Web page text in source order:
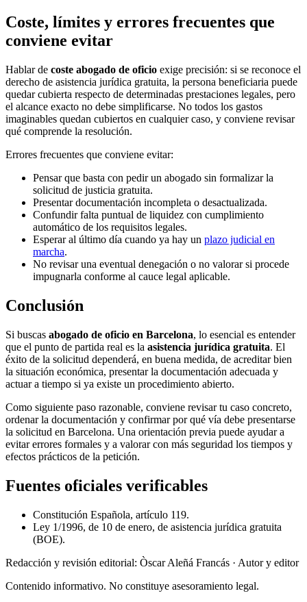
Coste, límites y errores frecuentes que
conviene evitar
Hablar de coste abogado de oficio exige precisión: si se reconoce el
derecho de asistencia jurídica gratuita, la persona beneficiaria puede
quedar cubierta respecto de determinadas prestaciones legales, pero
el alcance exacto no debe simplificarse. No todos los gastos
imaginables quedan cubiertos en cualquier caso, y conviene revisar
qué comprende la resolución.
Errores frecuentes que conviene evitar:
Pensar que basta con pedir un abogado sin formalizar la
solicitud de justicia gratuita.
Presentar documentación incompleta o desactualizada.
Confundir falta puntual de liquidez con cumplimiento
automático de los requisitos legales.
Esperar al último día cuando ya hay un plazo judicial en
marcha.
No revisar una eventual denegación o no valorar si procede
impugnarla conforme al cauce legal aplicable.
Conclusión
Si buscas abogado de oficio en Barcelona, lo esencial es entender
que el punto de partida real es la asistencia jurídica gratuita. El
éxito de la solicitud dependerá, en buena medida, de acreditar bien
la situación económica, presentar la documentación adecuada y
actuar a tiempo si ya existe un procedimiento abierto.
Como siguiente paso razonable, conviene revisar tu caso concreto,
ordenar la documentación y confirmar por qué vía debe presentarse
la solicitud en Barcelona. Una orientación previa puede ayudar a
evitar errores formales y a valorar con más seguridad los tiempos y
efectos prácticos de la petición.
Fuentes oficiales verificables
Constitución Española, artículo 119.
Ley 1/1996, de 10 de enero, de asistencia jurídica gratuita
(BOE).
Redacción y revisión editorial: Òscar Aleñá Francás · Autor y editor
Contenido informativo. No constituye asesoramiento legal.